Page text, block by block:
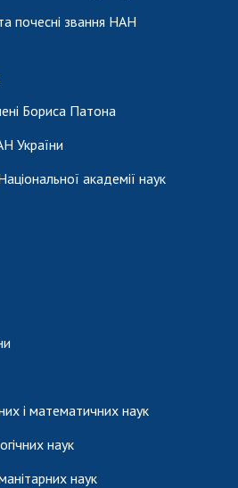
почесні звання НАН
Бориса Патона
України
академії наук
і математичних наук
наук
наук